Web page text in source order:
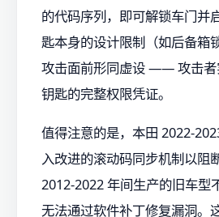
的代码序列，即可解锁车门并
匙本身的设计限制（如后备箱
攻击面前形同虚设 —— 攻击者
钥匙的完整权限凭证。
值得注意的是，本田 2022-
入改进的滚动码同步机制以阻
2012-2022 年间生产的旧车型
无法通过软件补丁修复漏洞。